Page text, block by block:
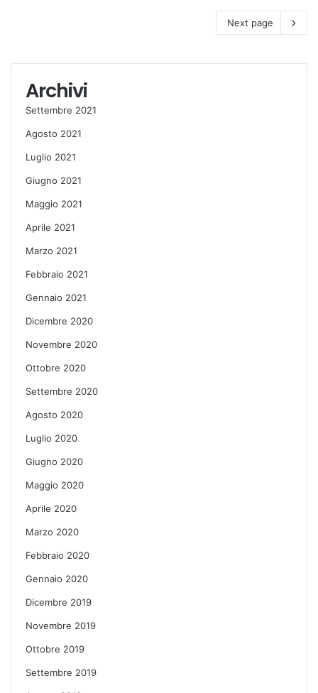
Next page
Archivi
Settembre 2021
Agosto 2021
Luglio 2021
Giugno 2021
Maggio 2021
Aprile 2021
Marzo 2021
Febbraio 2021
Gennaio 2021
Dicembre 2020
Novembre 2020
Ottobre 2020
Settembre 2020
Agosto 2020
Luglio 2020
Giugno 2020
Maggio 2020
Aprile 2020
Marzo 2020
Febbraio 2020
Gennaio 2020
Dicembre 2019
Novembre 2019
Ottobre 2019
Settembre 2019